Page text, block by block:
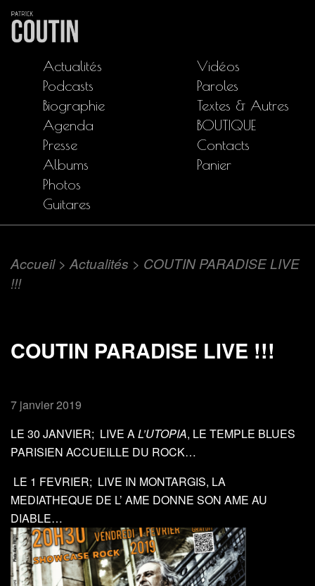
Actualités
Podcasts
Biographie
Agenda
Presse
Albums
Photos
Guitares
Vidéos
Paroles
Textes & Autres
BOUTIQUE
Contacts
Panier
Accueil> Actualités > COUTIN PARADISE LIVE
!!!
COUTIN PARADISE LIVE !!!
7 janvier 2019
LE 30 JANVIER; LIVE AL’UTOPIA, LE TEMPLE BLUES
PARISIEN ACCUEILLE DU ROCK…
LE 1 FEVRIER; LIVE IN MONTARGIS, LA
MEDIATHEQUE DE L’ AME DONNE SON AME AU
DIABLE…